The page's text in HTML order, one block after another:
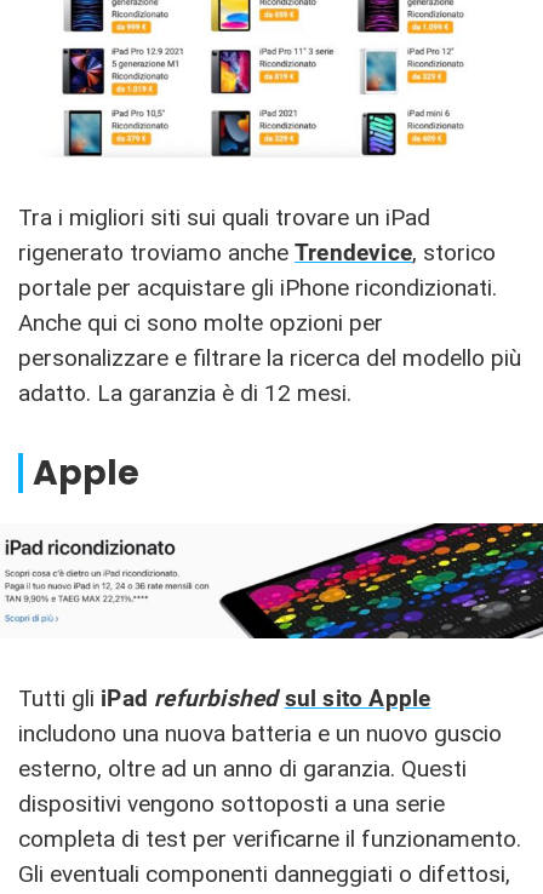
Tra i migliori siti sui quali trovare un iPad
rigenerato troviamo anche Trendevice, storico
portale per acquistare gli iPhone ricondizionati.
Anche qui ci sono molte opzioni per
personalizzare e filtrare la ricerca del modello più
adatto. La garanzia è di 12 mesi.
Apple
Tutti gli iPad refurbished sul sito Apple
includono una nuova batteria e un nuovo guscio
esterno, oltre ad un anno di garanzia. Questi
dispositivi vengono sottoposti a una serie
completa di test per verificarne il funzionamento.
Gli eventuali componenti danneggiati o difettosi,